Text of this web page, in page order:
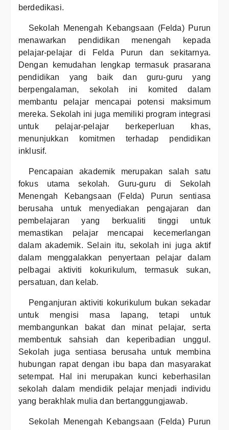
berdedikasi.
Sekolah Menengah Kebangsaan (Felda) Purun
menawarkan pendidikan menengah kepada
pelajar-pelajar di Felda Purun dan sekitarnya.
Dengan kemudahan lengkap termasuk prasarana
pendidikan yang baik dan guru-guru yang
berpengalaman, sekolah ini komited dalam
membantu pelajar mencapai potensi maksimum
mereka. Sekolah ini juga memiliki program integrasi
untuk pelajar-pelajar berkeperluan khas,
menunjukkan komitmen terhadap pendidikan
inklusif.
Pencapaian akademik merupakan salah satu
fokus utama sekolah. Guru-guru di Sekolah
Menengah Kebangsaan (Felda) Purun sentiasa
berusaha untuk menyediakan pengajaran dan
pembelajaran yang berkualiti tinggi untuk
memastikan pelajar mencapai kecemerlangan
dalam akademik. Selain itu, sekolah ini juga aktif
dalam menggalakkan penyertaan pelajar dalam
pelbagai aktiviti kokurikulum, termasuk sukan,
persatuan, dan kelab.
Penganjuran aktiviti kokurikulum bukan sekadar
untuk mengisi masa lapang, tetapi untuk
membangunkan bakat dan minat pelajar, serta
membentuk sahsiah dan keperibadian unggul.
Sekolah juga sentiasa berusaha untuk membina
hubungan rapat dengan ibu bapa dan masyarakat
setempat. Hal ini merupakan kunci keberhasilan
sekolah dalam mendidik pelajar menjadi individu
yang berakhlak mulia dan bertanggungjawab.
Sekolah Menengah Kebangsaan (Felda) Purun